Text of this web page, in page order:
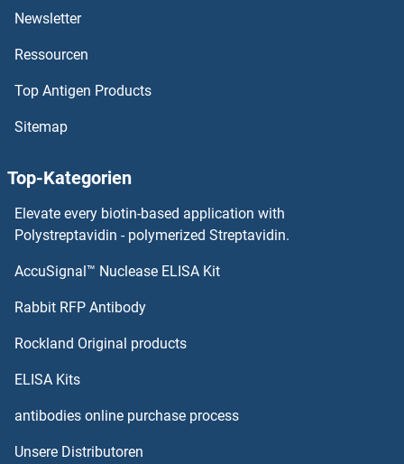
HNE ELISA Kits
HMOX2 ELISA Kits
HMOX1 ELISA Kits
HMGN2 ELISA Kits
HMGN1 ELISA Kits
HMGCS2 ELISA Kits
HNRPDL ELISA Kits
HNRPLL ELISA Kits
Newsletter
Ressourcen
Top Antigen Products
Sitemap
Top-Kategorien
Elevate every biotin-based application with
Polystreptavidin - polymerized Streptavidin.
AccuSignal™ Nuclease ELISA Kit
Rabbit RFP Antibody
Rockland Original products
ELISA Kits
antibodies online purchase process
Unsere Distributoren